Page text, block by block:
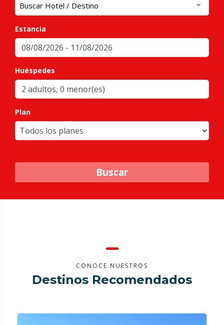
Buscar Hotel / Destino
Estancia
Huéspedes
Plan
Buscar
CONOCE NUESTROS
Destinos Recomendados